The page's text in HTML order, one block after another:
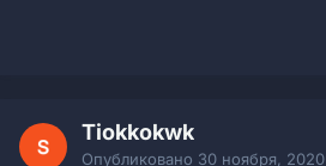
Tiokkokwk
Опубликовано 30 ноября, 2020